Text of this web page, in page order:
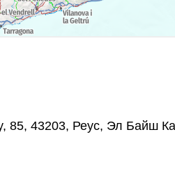
85, 43203, Реус, Эл Байш